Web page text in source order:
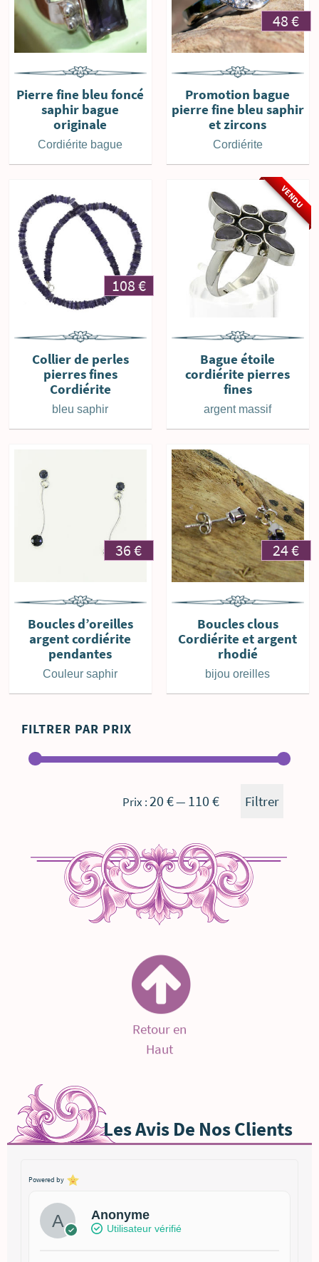
Pierre fine bleu foncé
saphir bague
originale
Cordiérite bague
48€
Promotion bague
pierre fine bleu saphir
et zircons
Cordiérite
108€
Collier de perles
pierres fines
Cordiérite
bleu saphir
VENDU
Bague étoile
cordiérite pierres
fines
argent massif
36€
Boucles d’oreilles
argent cordiérite
pendantes
Couleur saphir
24€
Boucles clous
Cordiérite et argent
rhodié
bijou oreilles
FILTRER PAR PRIX
Filtrer
Prix :20 €— 110 €
Retour en
Haut
Les Avis De Nos Clients
Powered by
Anonyme
Utilisateur vérifié